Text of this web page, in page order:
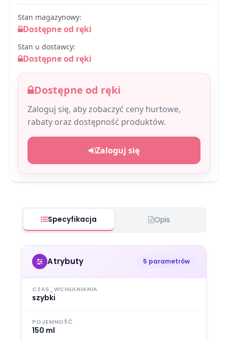
Stan magazynowy:
Dostępne od ręki
Stan u dostawcy:
Dostępne od ręki
Dostępne od ręki
Zaloguj się, aby zobaczyć ceny hurtowe,
rabaty oraz dostępność produktów.
Zaloguj się
Specyfikacja Opis
Atrybuty 5 parametrów
CZAS_WCHŁANIANIA
szybki
POJEMNOŚĆ
150 ml